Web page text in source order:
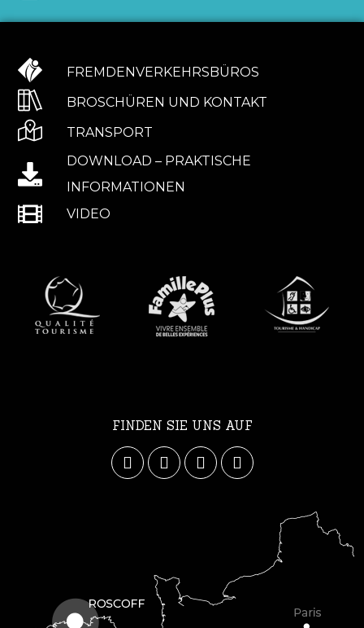
FREMDENVERKEHRSBÜROS
BROSCHÜREN UND KONTAKT
TRANSPORT
DOWNLOAD – PRAKTISCHE
INFORMATIONEN
VIDEO
FINDEN SIE UNS AUF